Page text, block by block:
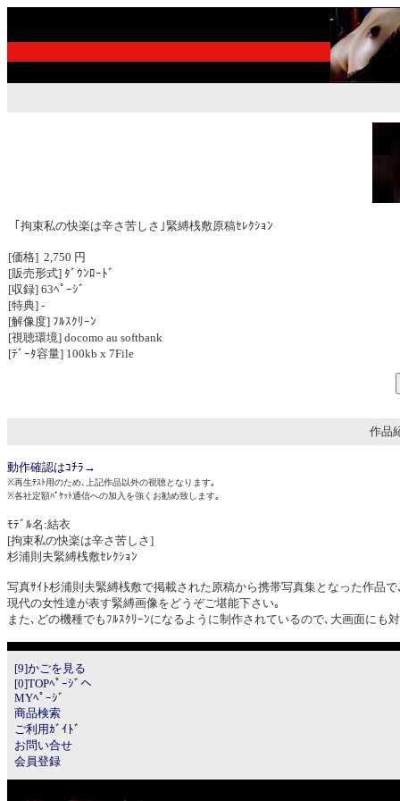
｢拘束私の快楽は辛さ苦しさ｣緊縛桟敷原稿ｾﾚｸｼｮﾝ
[価格] 2,750 円
[販売形式] ﾀﾞｳﾝﾛｰﾄﾞ
[収録] 63ﾍﾟｰｼﾞ
[特典] -
[解像度] ﾌﾙｽｸﾘｰﾝ
[視聴環境] docomo au softbank
[ﾃﾞｰﾀ容量] 100kb x 7File
作品
動作確認はｺﾁﾗ→
※再生ﾃｽﾄ用のため､上記作品以外の視聴となります｡
※各社定額ﾊﾟｹｯﾄ通信への加入を強くお勧め致します｡
ﾓﾃﾞﾙ名:結衣
[拘束私の快楽は辛さ苦しさ]
杉浦則夫緊縛桟敷ｾﾚｸｼｮﾝ
写真ｻｲﾄ杉浦則夫緊縛桟敷で掲載された原稿から携帯写真集となった作品
現代の女性達が表す緊縛画像をどうぞご堪能下さい｡
また､どの機種でもﾌﾙｽｸﾘｰﾝになるように制作されているので､大画面にも
[9]かごを見る
[0]TOPﾍﾟｰｼﾞへ
MYﾍﾟｰｼﾞ
商品検索
ご利用ｶﾞｲﾄﾞ
お問い合せ
会員登録